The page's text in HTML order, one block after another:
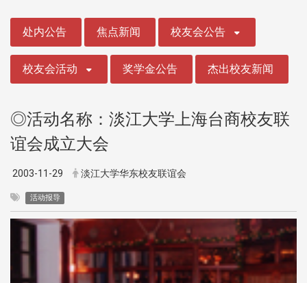
处内公告 焦点新闻 校友会公告
校友会活动 奖学金公告 杰出校友新闻
◎活动名称：淡江大学上海台商校友联
谊会成立大会
2003-11-29 淡江大学华东校友联谊会
活动报导